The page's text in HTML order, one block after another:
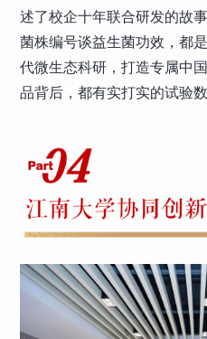
述了校企十年联合研发的故
菌株编号谈益生菌功效，都
代微生态科研，打造专属中
品背后，都有实打实的试验数